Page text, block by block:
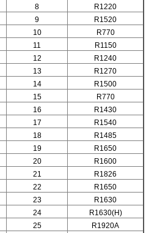
8
R1220
9
R1520
10
R770
11
R1150
12
R1240
13
R1270
14
R1500
15
R770
16
R1430
17
R1540
18
R1485
19
R1650
20
R1600
21
R1826
22
R1650
23
R1630
24
R1630(H)
25
R1920A